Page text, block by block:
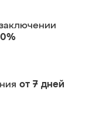
от 7 дней